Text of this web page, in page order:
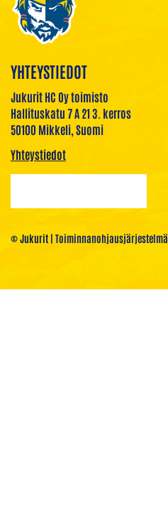
YHTEYSTIEDOT
Jukurit HC Oy toimisto
Hallituskatu 7 A 21 3. kerros
50100 Mikkeli, Suomi
Yhteystiedot
© Jukurit | Toiminnanohjausjärjestelmä